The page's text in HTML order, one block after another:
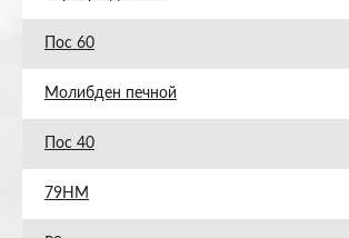
Пос 60
Молибден печной
Пос 40
79НМ